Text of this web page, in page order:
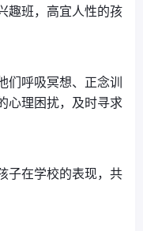
趣班，高宜人性的孩
们呼吸冥想、正念训
心理困扰，及时寻求
子在学校的表现，共